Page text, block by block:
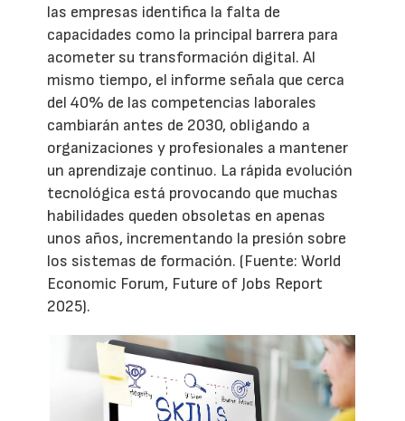
las empresas identifica la falta de
capacidades como la principal barrera para
acometer su transformación digital. Al
mismo tiempo, el informe señala que cerca
del 40% de las competencias laborales
cambiarán antes de 2030, obligando a
organizaciones y profesionales a mantener
un aprendizaje continuo. La rápida evolución
tecnológica está provocando que muchas
habilidades queden obsoletas en apenas
unos años, incrementando la presión sobre
los sistemas de formación. (Fuente: World
Economic Forum, Future of Jobs Report
2025).